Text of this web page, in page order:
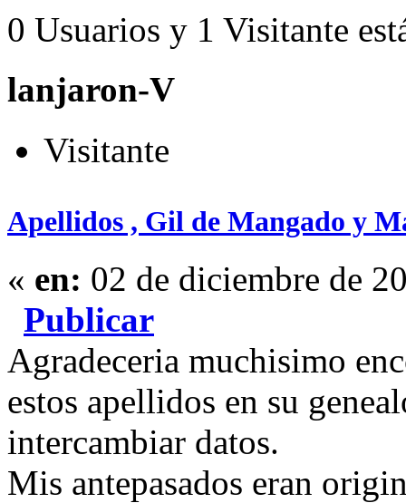
0 Usuarios y 1 Visitante
lanjaron-V
Visitante
Apellidos , Gil de Mangado y
« en: 02 de diciembre de
Publicar
Agradeceria muchisimo
estos apellidos en su
intercambiar datos.
Mis antepasados eran